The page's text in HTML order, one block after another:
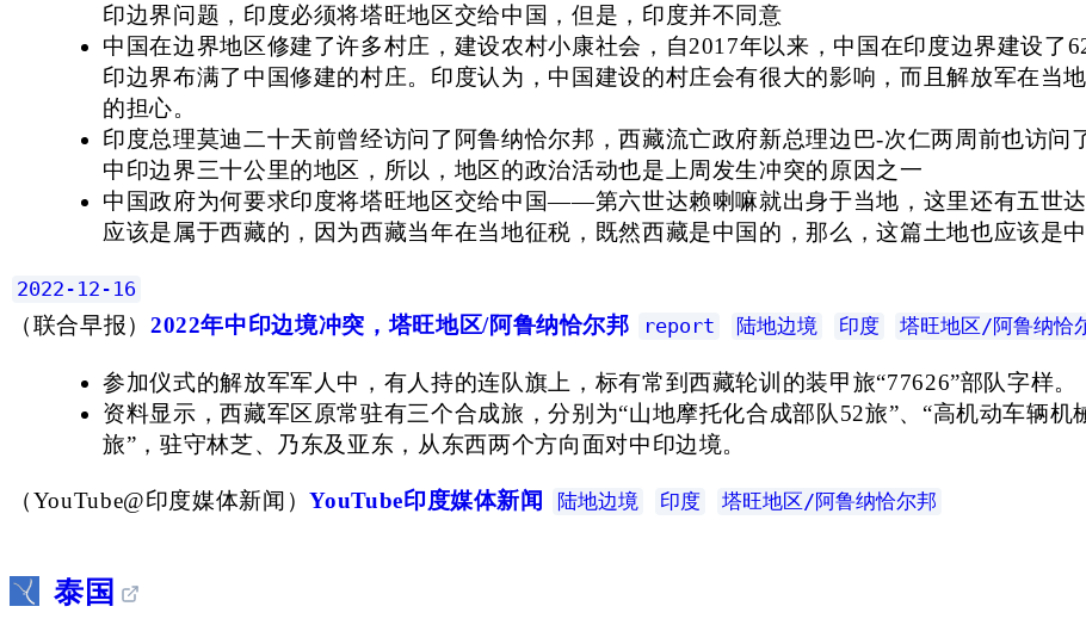
印边界问题，印度必须将塔旺地区交给中国，但是，印度并不同意
中国在边界地区修建了许多村庄，建设农村小康社会，自2017年以来，中国在印度边界建设了
印边界布满了中国修建的村庄。印度认为，中国建设的村庄会有很大的影响，而且解放军在当
的担心。
印度总理莫迪二十天前曾经访问了阿鲁纳恰尔邦，西藏流亡政府新总理边巴-次仁两周前也访
中印边界三十公里的地区，所以，地区的政治活动也是上周发生冲突的原因之一
中国政府为何要求印度将塔旺地区交给中国——第六世达赖喇嘛就出身于当地，这里还有五世
应该是属于西藏的，因为西藏当年在当地征税，既然西藏是中国的，那么，这篇土地也应该是中
2022-12-16
（联合早报） 2022年中印边境冲突，塔旺地区/阿鲁纳恰尔邦 report 陆地边境 印度 塔旺地区/阿鲁纳恰
参加仪式的解放军军人中，有人持的连队旗上，标有常到西藏轮训的装甲旅“77626”部队字样。
资料显示，西藏军区原常驻有三个合成旅，分别为“山地摩托化合成部队52旅”、“高机动车辆
旅”，驻守林芝、乃东及亚东，从东西两个方向面对中印边境。
（YouTube@印度媒体新闻 ）YouTube印度媒体新闻 陆地边境 印度 塔旺地区/阿鲁纳恰尔邦
泰国